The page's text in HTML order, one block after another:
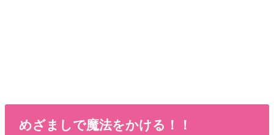
めざましで魔法をかける！！